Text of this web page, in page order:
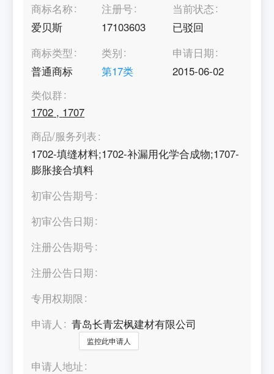
商标名称
爱贝斯
注册号
17103603
当前状态
已驳回
商标类型
普通商标
类别
第17类
申请日期
2015-06-02
类似群
1702 , 1707
商品/服务列表
1702-填缝材料;1702-补漏用化学合成物;1707-
膨胀接合填料
初审公告期号
初审公告日期
注册公告期号
注册公告日期
专用权期限
申请人
青岛长青宏枫建材有限公司
监控此申请人
申请人地址